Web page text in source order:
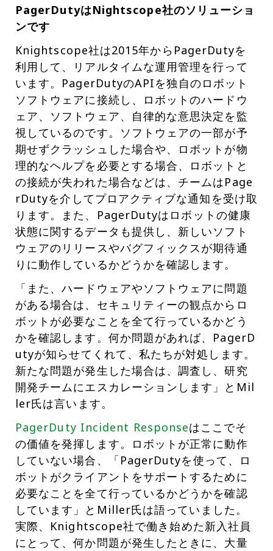
PagerDutyはNightscope社のソリューショ
ンです
Knightscope社は2015年からPagerDutyを
利用して、リアルタイムな運用管理を行って
います。PagerDutyのAPIを独自のロボット
ソフトウェアに接続し、ロボットのハードウ
ェア、ソフトウェア、自律的な意思決定を監
視しているのです。ソフトウェアの一部が予
期せずクラッシュした場合や、ロボットが物
理的なヘルプを必要とする場合、ロボットと
の接続が失われた場合などは、チームはPage
rDutyを介してプロアクティブな通知を受け取
ります。また、PagerDutyはロボットの健康
状態に関するデータも提供し、新しいソフト
ウェアのリリースやバグフィックスが期待通
りに動作しているかどうかを確認します。
「また、ハードウェアやソフトウェアに問題
がある場合は、セキュリティーの観点からロ
ボットが必要なことを全て行っているかどう
かを確認します。何か問題があれば、PagerD
utyが知らせてくれて、私たちが対処します。
新たな問題が発生した場合は、調査し、研究
開発チームにエスカレーションします」とMil
ler氏は言います。
PagerDuty Incident Responseはここでそ
の価値を発揮します。ロボットが正常に動作
していない場合、「PagerDutyを使って、ロ
ボットがクライアントをサポートするために
必要なことを全て行っているかどうかを確認
しています」とMiller氏は語っていました。
実際、Knightscope社で働き始めた新入社員
にとって、何か問題が発生したときに、大量